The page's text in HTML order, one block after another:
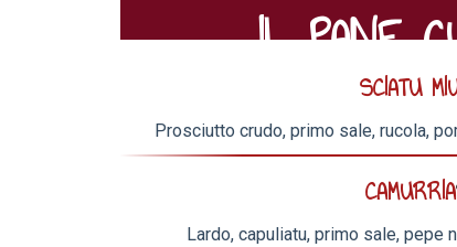
IL PANE
SCIATU
Prosciutto crudo, primo sale, rucola,
CAMURRIA
Lardo, capuliatu, primo sale, pepe